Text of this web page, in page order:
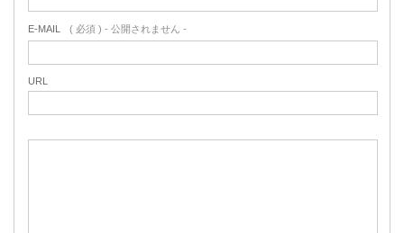
E-MAIL ( 必須 ) - 公開されません -
URL